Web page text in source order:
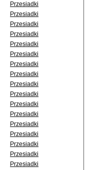
Przesiadki
Przesiadki
Przesiadki
Przesiadki
Przesiadki
Przesiadki
Przesiadki
Przesiadki
Przesiadki
Przesiadki
Przesiadki
Przesiadki
Przesiadki
Przesiadki
Przesiadki
Przesiadki
Przesiadki